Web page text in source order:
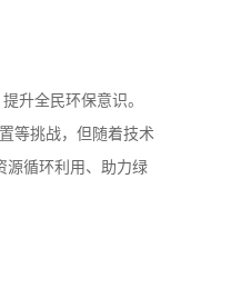
升全民环保意识。
等挑战，但随着技术
源循环利用、助力绿